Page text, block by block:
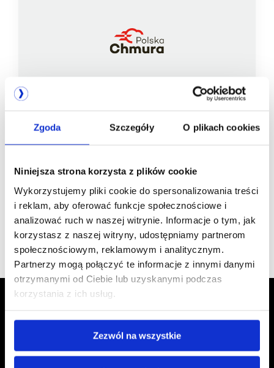
Zgoda Szczegóły O plikach cookies
Niniejsza strona korzysta z plików cookie
Wykorzystujemy pliki cookie do spersonalizowania treści
i reklam, aby oferować funkcje społecznościowe i
analizować ruch w naszej witrynie. Informacje o tym, jak
korzystasz z naszej witryny, udostępniamy partnerom
społecznościowym, reklamowym i analitycznym.
Partnerzy mogą połączyć te informacje z innymi danymi
otrzymanymi od Ciebie lub uzyskanymi podczas
korzystania z ich usług.
Zezwól na wszystkie
członkiem